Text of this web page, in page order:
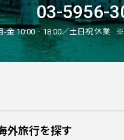
03-5956-
-金 10:00‐18:00／土日祝 休業 ※
外旅行を探す